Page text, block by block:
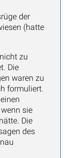
der
(hatte
zu
Die
waren zu
formuliert.
sie
Die
des